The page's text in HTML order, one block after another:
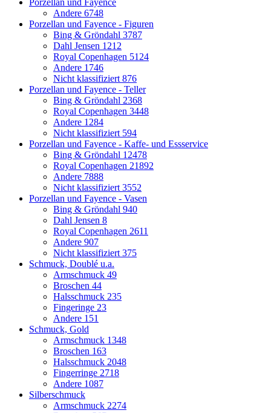
Porzellan und Fayence
Andere 6748
Porzellan und Fayence - Figuren
Bing & Gröndahl 3787
Dahl Jensen 1212
Royal Copenhagen 5124
Andere 1746
Nicht klassifiziert 876
Porzellan und Fayence - Teller
Bing & Gröndahl 2368
Royal Copenhagen 3448
Andere 1284
Nicht klassifiziert 594
Porzellan und Fayence - Kaffe- und Essservice
Bing & Gröndahl 12478
Royal Copenhagen 21892
Andere 7888
Nicht klassifiziert 3552
Porzellan und Fayence - Vasen
Bing & Gröndahl 940
Dahl Jensen 8
Royal Copenhagen 2611
Andere 907
Nicht klassifiziert 375
Schmuck, Doublé u.a.
Armschmuck 49
Broschen 44
Halsschmuck 235
Fingeringe 23
Andere 151
Schmuck, Gold
Armschmuck 1348
Broschen 163
Halsschmuck 2048
Fingerringe 2718
Andere 1087
Silberschmuck
Armschmuck 2274